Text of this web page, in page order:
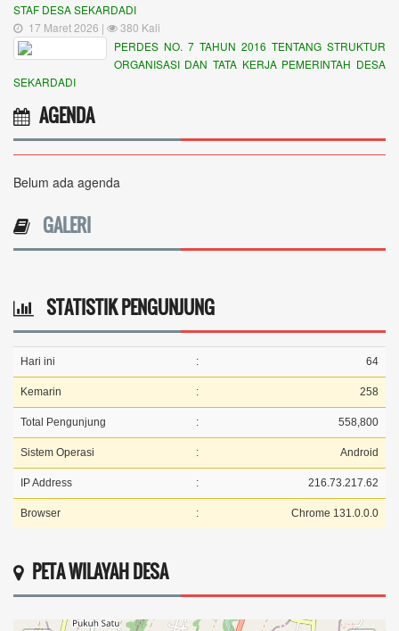
STAF DESA SEKARDADI
17 Maret 2026 |
380 Kali
PERDES NO. 7 TAHUN 2016 TENTANG STRUKTUR
ORGANISASI DAN TATA KERJA PEMERINTAH DESA
SEKARDADI
AGENDA
Belum ada agenda
GALERI
STATISTIK PENGUNJUNG
Hari ini : 64
Kemarin : 258
Total Pengunjung : 558,800
Sistem Operasi : Android
IP Address : 216.73.217.62
Browser : Chrome 131.0.0.0
PETA WILAYAH DESA